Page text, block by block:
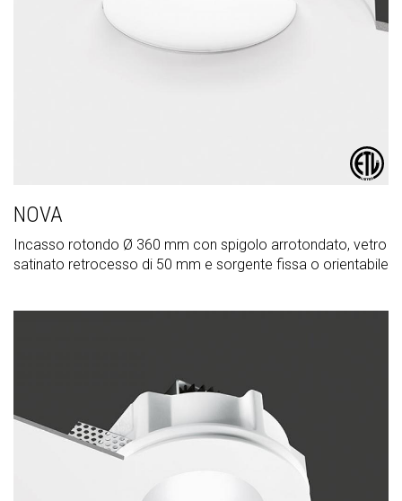
NOVA
Incasso rotondo Ø 360 mm con spigolo arrotondato, vetro
satinato retrocesso di 50 mm e sorgente fissa o orientabile